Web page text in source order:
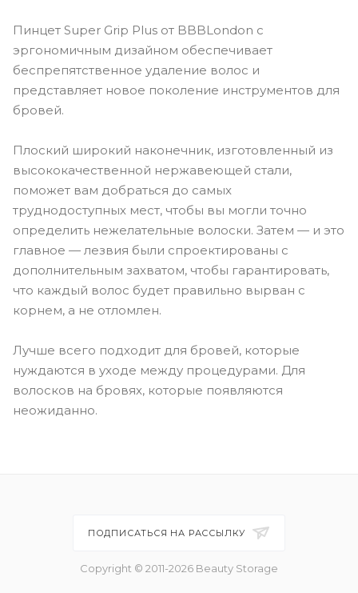
Пинцет Super Grip Plus от BBBLondon с
эргономичным дизайном обеспечивает
беспрепятственное удаление волос и
представляет новое поколение инструментов для
бровей.
Плоский широкий наконечник, изготовленный из
высококачественной нержавеющей стали,
поможет вам добраться до самых
труднодоступных мест, чтобы вы могли точно
определить нежелательные волоски. Затем — и это
главное — лезвия были спроектированы с
дополнительным захватом, чтобы гарантировать,
что каждый волос будет правильно вырван с
корнем, а не отломлен.
Лучше всего подходит для бровей, которые
нуждаются в уходе между процедурами. Для
волосков на бровях, которые появляются
неожиданно.
ПОДПИСАТЬСЯ НА РАССЫЛКУ
Copyright © 2011-2026 Beauty Storage